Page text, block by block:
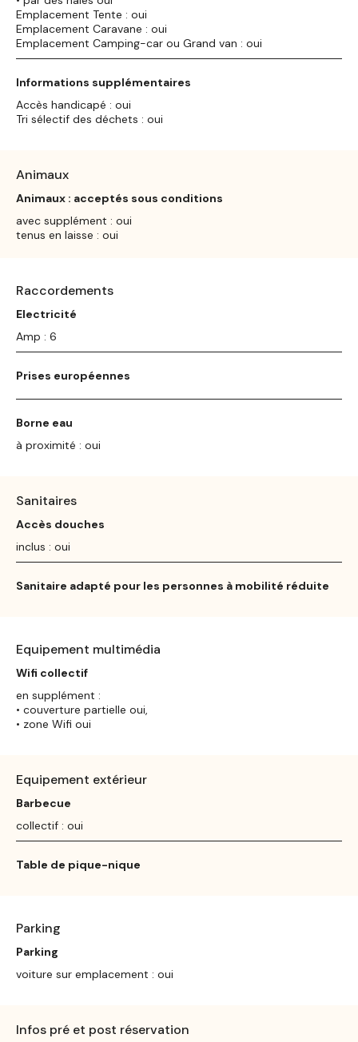
Emplacement Tente : oui
Emplacement Caravane : oui
Emplacement Camping-car ou Grand van : oui
Informations supplémentaires
Accès handicapé : oui
Tri sélectif des déchets : oui
Animaux
Animaux : acceptés sous conditions
avec supplément : oui
tenus en laisse : oui
Raccordements
Electricité
Amp : 6
Prises européennes
Borne eau
à proximité : oui
Sanitaires
Accès douches
inclus : oui
Sanitaire adapté pour les personnes à mobilité réduite
Equipement multimédia
Wifi collectif
en supplément :
• couverture partielle oui,
• zone Wifi oui
Equipement extérieur
Barbecue
collectif : oui
Table de pique-nique
Parking
Parking
voiture sur emplacement : oui
Infos pré et post réservation